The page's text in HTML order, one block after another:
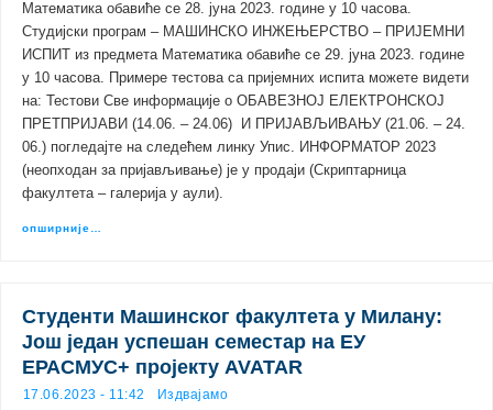
Математика обавиће се 28. јуна 2023. године у 10 часова.
Студијски програм – МАШИНСКО ИНЖЕЊЕРСТВО – ПРИЈЕМНИ
ИСПИТ из предмета Математика обавиће се 29. јуна 2023. године
у 10 часова. Примере тестова са пријемних испита можете видети
на: Тестови Све информације о ОБАВЕЗНОЈ ЕЛЕКТРОНСКОЈ
ПРЕТПРИЈАВИ (14.06. – 24.06) И ПРИЈАВЉИВАЊУ (21.06. – 24.
06.) погледајте на следећем линку Упис. ИНФОРМАТОР 2023
(неопходан за пријављивање) је у продаји (Скриптарница
факултета – галерија у аули).
опширније…
Студенти Машинског факултета у Милану:
Још један успешан семестар на ЕУ
ЕРАСМУС+ пројекту AVATAR
17.06.2023 - 11:42 Издвајамо